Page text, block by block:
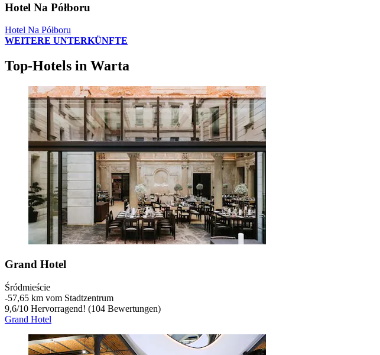
Hotel Na Półboru
Hotel Na Półboru
WEITERE UNTERKÜNFTE
Top-Hotels in Warta
Grand Hotel
Śródmieście
‐57,65 km vom Stadtzentrum
9,6/10 Hervorragend! (104 Bewertungen)
Grand Hotel